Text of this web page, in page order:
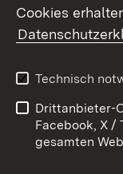
Kontakt
Impressum
Cookies
Technisch
Drittanbieter-
Facebook, X /
gesamten